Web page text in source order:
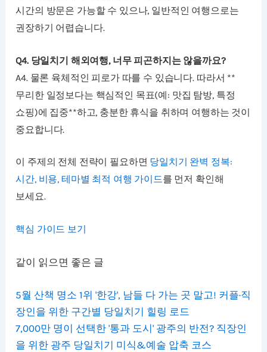
시간의 방문은 가능할 수 있으나, 일반적인 여행으로는
권장하기 어렵습니다.
Q4. 당일치기 해외여행, 너무 피곤하지는 않을까요?
A4. 물론 육체적인 피로가 따를 수 있습니다. 따라서 **
무리한 일정보다는 핵심적인 목표(예: 맛집 탐방, 특정
쇼핑)에 집중**하고, 충분한 휴식을 취하며 여행하는 것이
중요합니다.
이 주제의 전체 전략이 필요하면 당일치기 완벽 정복:
시간, 비용, 테마별 최적 여행 가이드를 먼저 확인해
보세요.
핵심 가이드 보기
같이 읽으면 좋은 글
5월 산책 명소 1위 '한강', 남들 다 가는 곳 말고! 커플·직
장인을 위한 구간별 당일치기 힐링 로드
7,000만 명이 선택한 '통과 도시' 광주의 반전? 직장인
을 위한 광주 당일치기 미식&예술 압축 코스